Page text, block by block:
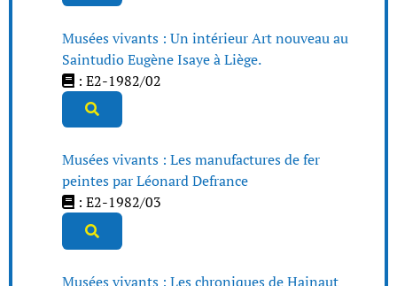
Musées vivants : Un intérieur Art nouveau au
Saintudio Eugène Isaye à Liège.
: E2-1982/02
Musées vivants : Les manufactures de fer
peintes par Léonard Defrance
: E2-1982/03
Musées vivants : Les chroniques de Hainaut